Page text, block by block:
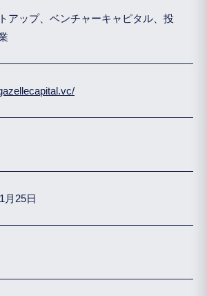
アップ、ベンチャーキャピタル、投
月25日